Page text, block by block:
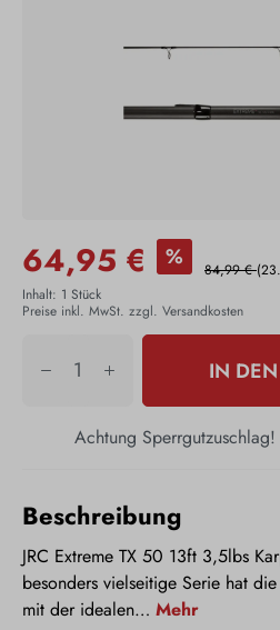
64,95 € % 84,99 €
Inhalt: 1 Stück
Preise inkl. MwSt. zzgl. Versandkosten
IN
Achtung
Beschreibung
JRC Extreme TX 50 13ft 3,5lbs
besonders vielseitige Serie hat
mit der idealen… Mehr